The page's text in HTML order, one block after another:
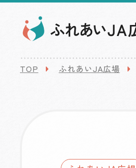
TOP ふれあいJA広場